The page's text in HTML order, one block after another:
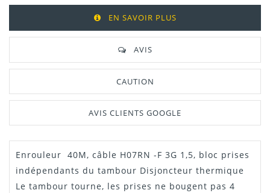
EN SAVOIR PLUS
AVIS
CAUTION
AVIS CLIENTS GOOGLE
Enrouleur 40M, câble H07RN -F 3G 1,5, bloc prises
indépendants du tambour Disjoncteur thermique
Le tambour tourne, les prises ne bougent pas 4